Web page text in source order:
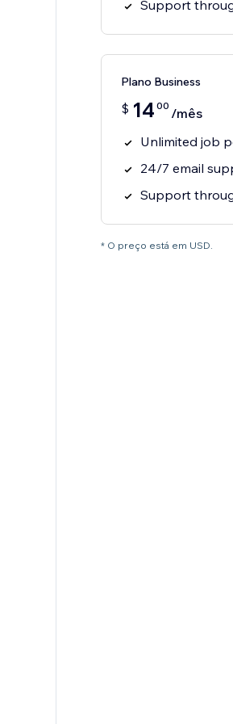
Support
Plano Business
$ 14 00 /mês
Unlimited job
24/7 email
Support
* O preço está em USD.